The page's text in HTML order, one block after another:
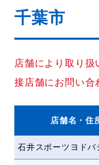
千葉市
店舗により取り
接店舗にお問い合
店舗名 ・住
石井スポーツヨドバ